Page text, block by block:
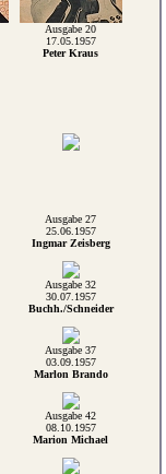
Ausgabe 20
17.05.1957
Peter Kraus
Ausgabe 27
25.06.1957
Ingmar Zeisberg
Ausgabe 32
30.07.1957
Buchh./Schneider
Ausgabe 37
03.09.1957
Marlon Brando
Ausgabe 42
08.10.1957
Marion Michael